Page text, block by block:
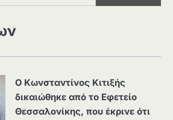
Ο Κωνσταντίνος Κιτιξής
δικαιώθηκε από το Εφετείο
Θεσσαλονίκης, που έκρινε ότι